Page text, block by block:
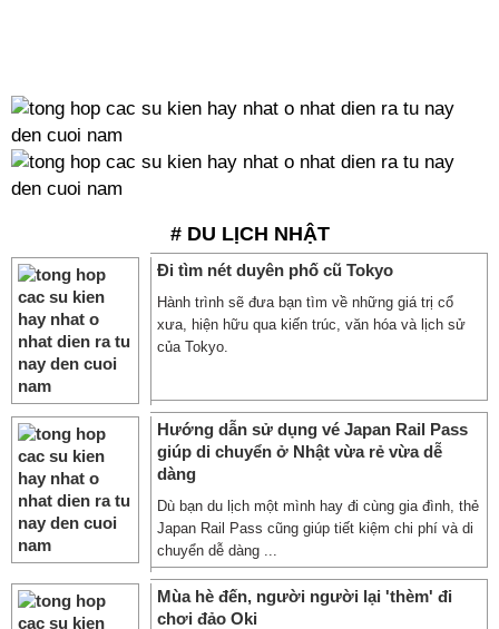
# DU LỊCH NHẬT
Đi tìm nét duyên phố cũ Tokyo
Hành trình sẽ đưa bạn tìm về những giá trị cổ
xưa, hiện hữu qua kiến trúc, văn hóa và lịch sử
của Tokyo.
Hướng dẫn sử dụng vé Japan Rail Pass
giúp di chuyển ở Nhật vừa rẻ vừa dễ
dàng
Dù bạn du lịch một mình hay đi cùng gia đình, thẻ
Japan Rail Pass cũng giúp tiết kiệm chi phí và di
chuyển dễ dàng ...
Mùa hè đến, người người lại 'thèm' đi
chơi đảo Oki